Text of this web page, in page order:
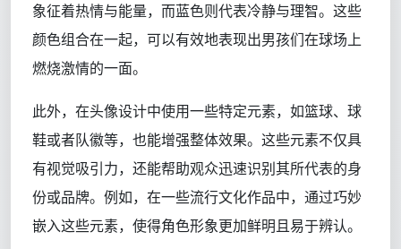
象征着热情与能量，而蓝色则代表冷静与理智。这些
颜色组合在一起，可以有效地表现出男孩们在球场上
燃烧激情的一面。
此外，在头像设计中使用一些特定元素，如篮球、球
鞋或者队徽等，也能增强整体效果。这些元素不仅具
有视觉吸引力，还能帮助观众迅速识别其所代表的身
份或品牌。例如，在一些流行文化作品中，通过巧妙
嵌入这些元素，使得角色形象更加鲜明且易于辨认。